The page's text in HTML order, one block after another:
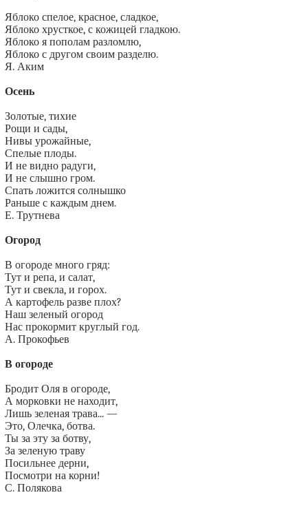
Яблоко спелое, красное, сладкое,
Яблоко хрусткое, с кожицей гладкою.
Яблоко я пополам разломлю,
Яблоко с другом своим разделю.
Я. Аким
Осень
Золотые, тихие
Рощи и сады,
Нивы урожайные,
Спелые плоды.
И не видно радуги,
И не слышно гром.
Спать ложится солнышко
Раньше с каждым днем.
Е. Трутнева
Огород
В огороде много гряд:
Тут и репа, и салат,
Тут и свекла, и горох.
А картофель разве плох?
Наш зеленый огород
Нас прокормит круглый год.
А. Прокофьев
В огороде
Бродит Оля в огороде,
А морковки не находит,
Лишь зеленая трава... —
Это, Олечка, ботва.
Ты за эту за ботву,
За зеленую траву
Посильнее дерни,
Посмотри на корни!
С. Полякова